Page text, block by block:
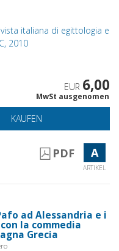
italiana di egittologia e
2010
EUR 6,00
MwSt ausgenomen
KAUFEN
PDF A
ARTIKEL
ad Alessandria e i
la commedia
Grecia